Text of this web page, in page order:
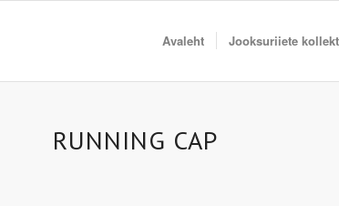
Avaleht Jooksuriiete
RUNNING CAP